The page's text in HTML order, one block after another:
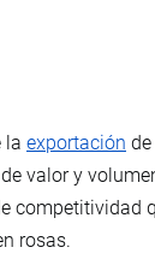
la exportación
valor y
competitividad
rosas.